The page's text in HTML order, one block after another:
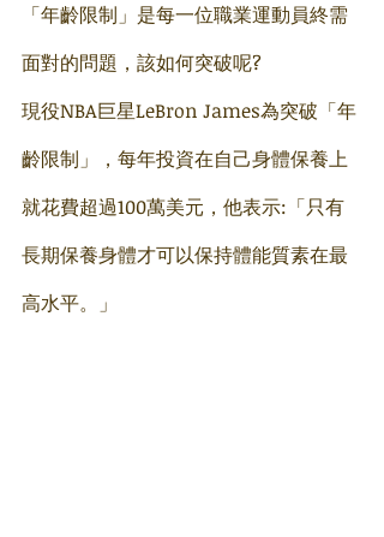
「年齡限制」是每一位職業運動員終需
面對的問題，該如何突破呢?
現役NBA巨星LeBron James為突破「年
齡限制」，每年投資在自己身體保養上
就花費超過100萬美元，他表示:「只有
長期保養身體才可以保持體能質素在最
高水平。」